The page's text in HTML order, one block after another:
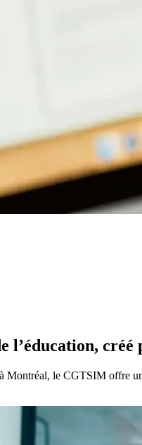
l’éducation,
Montréal, le CGTSIM offre